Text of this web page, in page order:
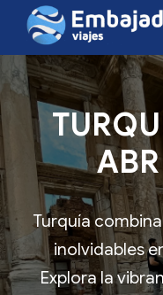
Turquía
inolvidables
Explora la